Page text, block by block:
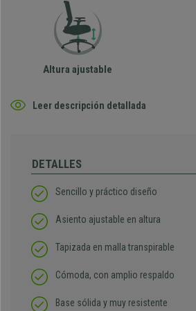
Altura ajustable
Leer descripción detallada
DETALLES
Sencillo y práctico diseño
Asiento ajustable en altura
Tapizada en malla transpirable
Cómoda, con amplio respaldo
Base sólida y muy resistente